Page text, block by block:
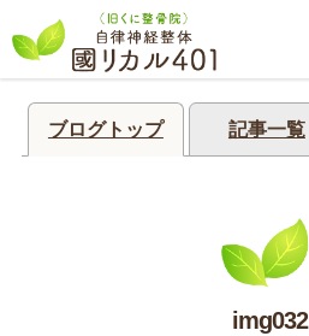
ブログトップ 記事一覧
img032